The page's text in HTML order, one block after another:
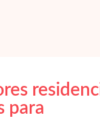
para